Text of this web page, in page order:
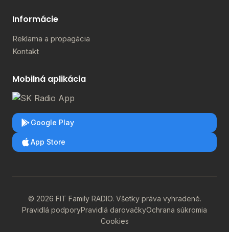
Informácie
Reklama a propagácia
Kontakt
Mobilná aplikácia
Google Play
App Store
© 2026 FIT Family RADIO. Všetky práva vyhradené.
Pravidlá podporyPravidlá darovačkyOchrana súkromia
Cookies